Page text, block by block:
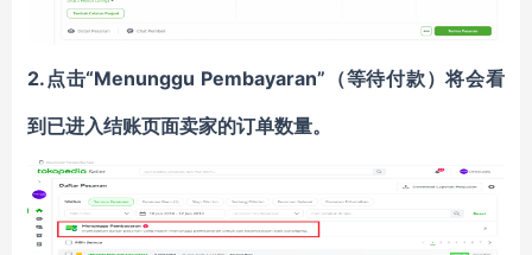
2.点击“Menunggu Pembayaran”（等待付款）将会看
到已进入结账页面卖家的订单数量。